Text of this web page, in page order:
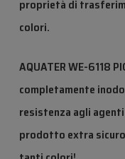
proprietà di
colori.
AQUATER WE-6118
completamente
resistenza agli
prodotto extra